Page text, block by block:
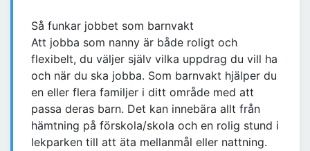
Så funkar jobbet som barnvakt
Att jobba som nanny är både roligt och
flexibelt, du väljer själv vilka uppdrag du vill ha
och när du ska jobba. Som barnvakt hjälper du
en eller flera familjer i ditt område med att
passa deras barn. Det kan innebära allt från
hämtning på förskola/skola och en rolig stund i
lekparken till att äta mellanmål eller nattning.